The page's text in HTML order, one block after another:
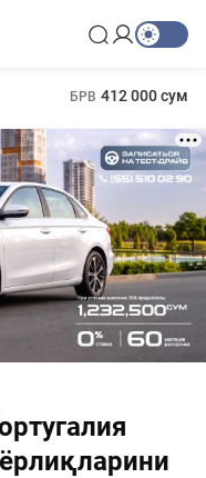
БРВ 412 000 сум